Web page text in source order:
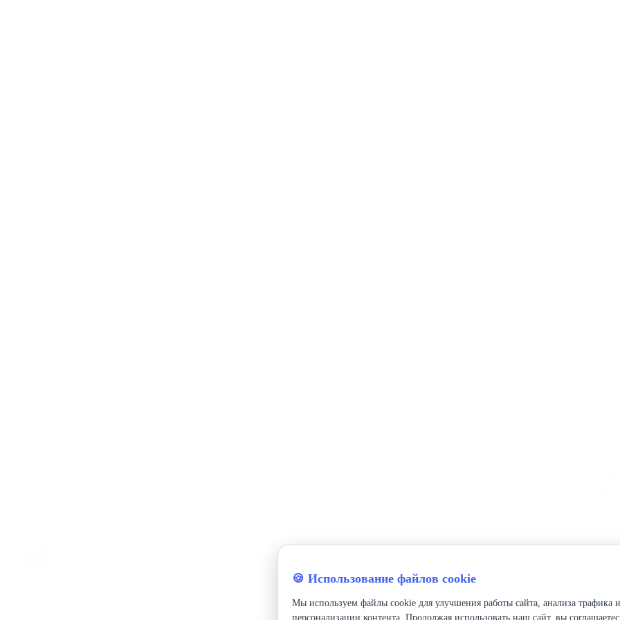
🍪 Использование файлов cookie
Мы используем файлы cookie для улучшения работы сайта, анализа трафика и
персонализации контента. Продолжая использовать наш сайт, вы